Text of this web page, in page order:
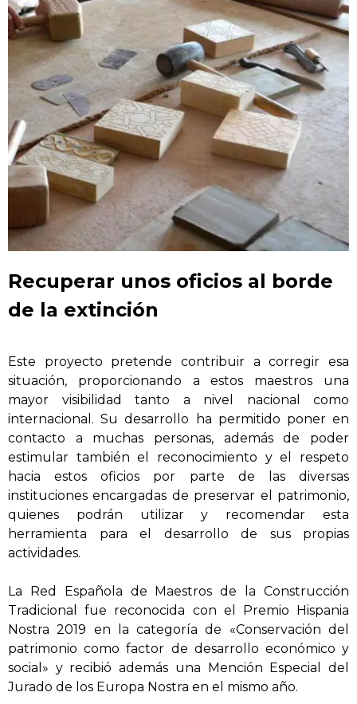
Recuperar unos oficios al borde
de la extinción
Este proyecto pretende contribuir a corregir esa
situación, proporcionando a estos maestros una
mayor visibilidad tanto a nivel nacional como
internacional. Su desarrollo ha permitido poner en
contacto a muchas personas, además de poder
estimular también el reconocimiento y el respeto
hacia estos oficios por parte de las diversas
instituciones encargadas de preservar el patrimonio,
quienes podrán utilizar y recomendar esta
herramienta para el desarrollo de sus propias
actividades.
La Red Española de Maestros de la Construcción
Tradicional fue reconocida con el Premio Hispania
Nostra 2019 en la categoría de «Conservación del
patrimonio como factor de desarrollo económico y
social» y recibió además una Mención Especial del
Jurado de los Europa Nostra en el mismo año.